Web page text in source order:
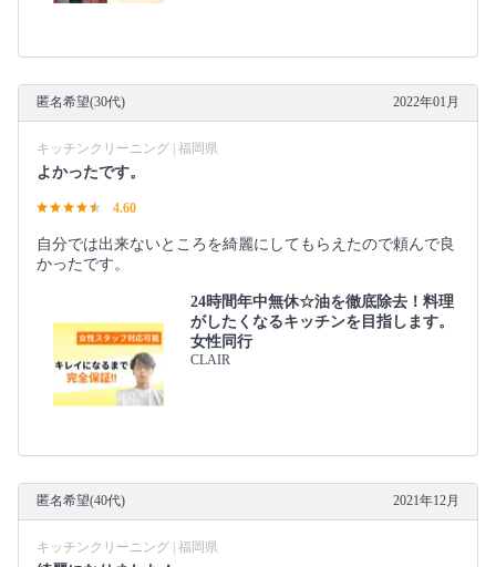
匿名希望(30代) 2022年01月
キッチンクリーニング | 福岡県
よかったです。
4.60
自分では出来ないところを綺麗にしてもらえたので頼んで良
かったです。
24時間年中無休☆油を徹底除去！料理
がしたくなるキッチンを目指します。
女性同行
CLAIR
匿名希望(40代) 2021年12月
キッチンクリーニング | 福岡県